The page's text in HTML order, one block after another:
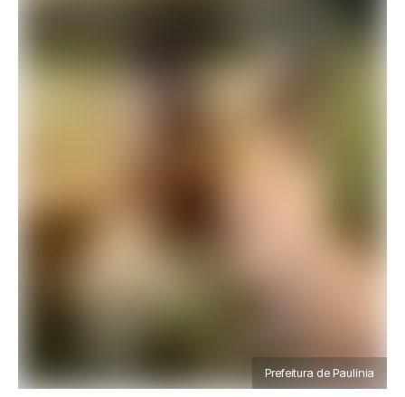
Prefeitura de Paulínia